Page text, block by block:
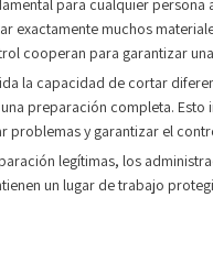
para cualquier
muchos
cooperan para garantizar
la capacidad de cortar
preparación completa.
problemas y garantizar el
legítimas, los
un lugar de trabajo